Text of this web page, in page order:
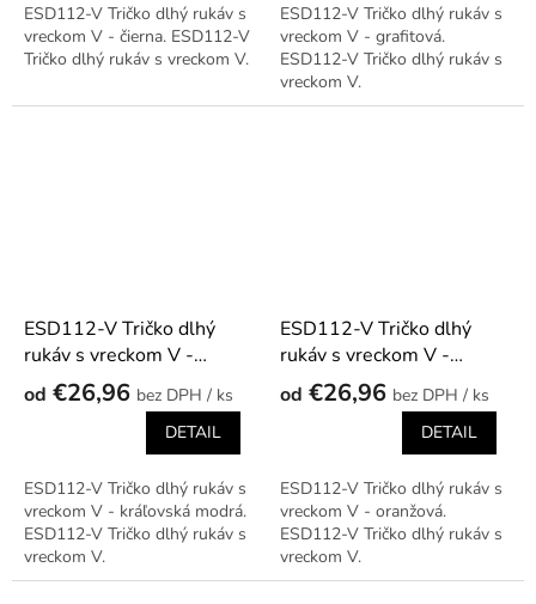
ESD112-V Tričko dlhý rukáv s
vreckom V - čierna. ESD112-V
Tričko dlhý rukáv s vreckom V.
ESD112-V Tričko dlhý rukáv s
vreckom V - grafitová.
ESD112-V Tričko dlhý rukáv s
vreckom V.
ESD112-V Tričko dlhý
rukáv s vreckom V -
kráľovská modrá
od €26,96
/ ks
DETAIL
ESD112-V Tričko dlhý rukáv s
vreckom V - kráľovská modrá.
ESD112-V Tričko dlhý rukáv s
vreckom V.
ESD112-V Tričko dlhý
rukáv s vreckom V -
oranžová
od €26,96
/ ks
DETAIL
ESD112-V Tričko dlhý rukáv s
vreckom V - oranžová.
ESD112-V Tričko dlhý rukáv s
vreckom V.